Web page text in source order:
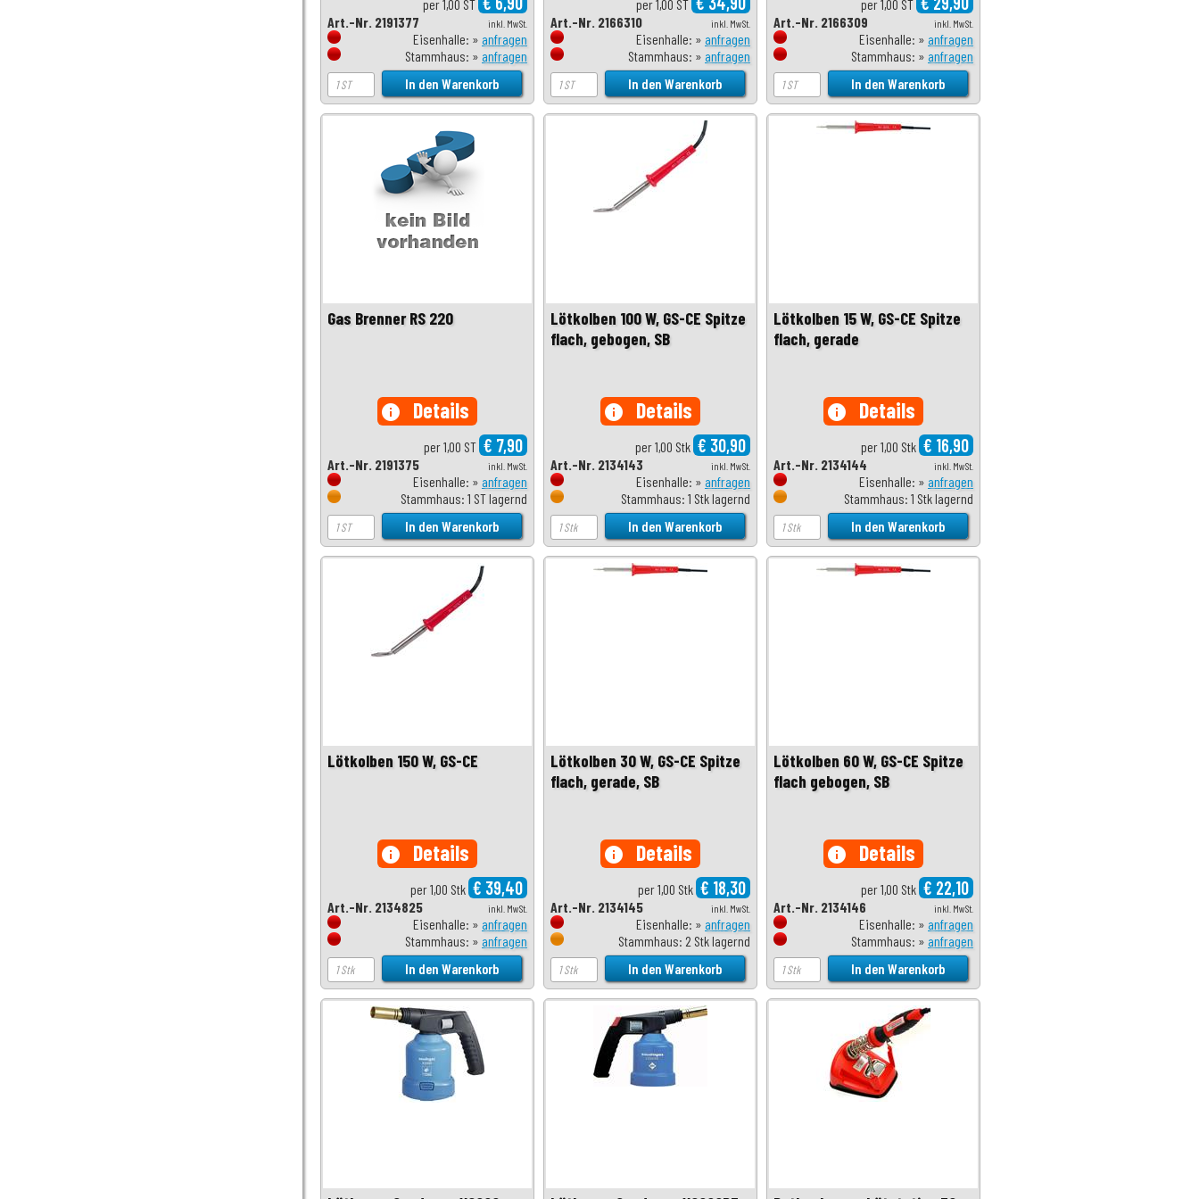
per 1,00 ST
inkl. MwSt.
Art.-Nr. 2191377
Eisenhalle: » anfragen
Stammhaus: » anfragen
per 1,00 ST
inkl. MwSt.
Art.-Nr. 2166310
Eisenhalle: » anfragen
Stammhaus: » anfragen
per 1,00 ST
inkl. MwSt.
Art.-Nr. 2166309
Eisenhalle: » anfragen
Stammhaus: » anfragen
Gas Brenner RS 220
info Details
per 1,00 ST € 7,90
inkl. MwSt.
Art.-Nr. 2191375
Eisenhalle: » anfragen
Stammhaus: 1 ST lagernd
Lötkolben 100 W, GS-CE Spitze
flach, gebogen, SB
info Details
per 1,00 Stk € 30,90
inkl. MwSt.
Art.-Nr. 2134143
Eisenhalle: » anfragen
Stammhaus: 1 Stk lagernd
Lötkolben 15 W, GS-CE Spitze
flach, gerade
info Details
per 1,00 Stk € 16,90
inkl. MwSt.
Art.-Nr. 2134144
Eisenhalle: » anfragen
Stammhaus: 1 Stk lagernd
Lötkolben 150 W, GS-CE
info Details
per 1,00 Stk € 39,40
inkl. MwSt.
Art.-Nr. 2134825
Eisenhalle: » anfragen
Stammhaus: » anfragen
Lötkolben 30 W, GS-CE Spitze
flach, gerade, SB
info Details
per 1,00 Stk € 18,30
inkl. MwSt.
Art.-Nr. 2134145
Eisenhalle: » anfragen
Stammhaus: 2 Stk lagernd
Lötkolben 60 W, GS-CE Spitze
flach gebogen, SB
info Details
per 1,00 Stk € 22,10
inkl. MwSt.
Art.-Nr. 2134146
Eisenhalle: » anfragen
Stammhaus: » anfragen